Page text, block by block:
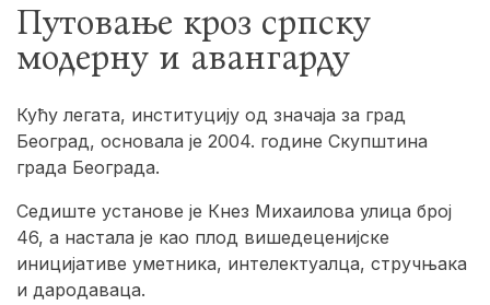
Путовање кроз српску
модерну и авангарду
Кућу легата, институцију од значаја за град
Београд, основала је 2004. године Скупштина
града Београда.
Седиште установе је Кнез Михаилова улица број
46, а настала је као плод вишедеценијске
иницијативе уметника, интелектуалца, стручњака
и дародаваца.